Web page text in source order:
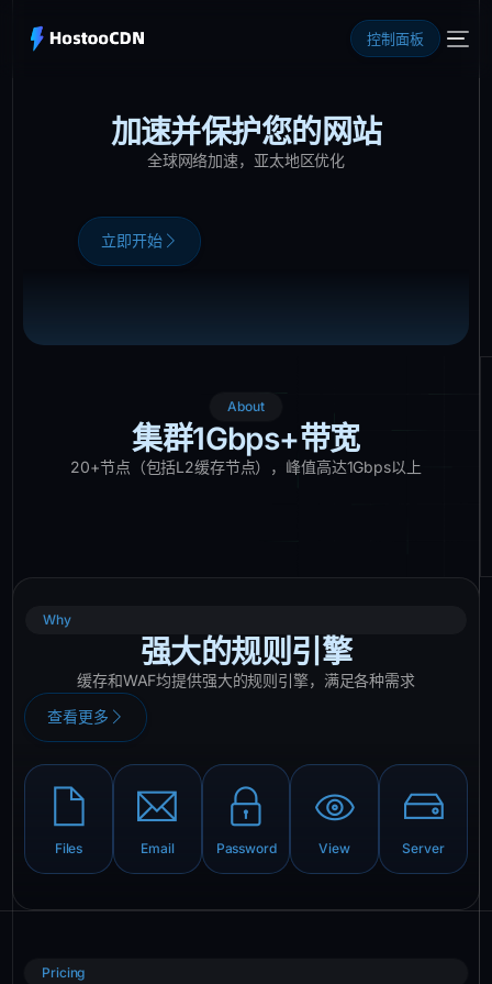
控制面板
加速并保护您的网站
全球网络加速，亚太地区优化
立即开始
About
集群1Gbps+带宽
20+节点（包括L2缓存节点），峰值高达1Gbps以上
Why
强大的规则引擎
缓存和WAF均提供强大的规则引擎，满足各种需求
查看更多
Files Email Password View Server
Pricing